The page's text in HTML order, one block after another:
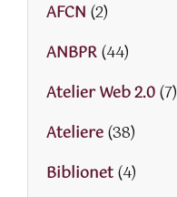
AFCN (2)
ANBPR(44)
Atelier Web 2.0(7)
Ateliere(38)
Biblionet(4)